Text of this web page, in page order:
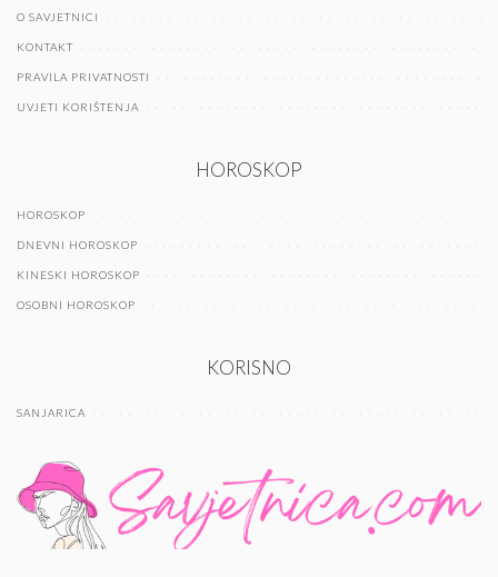
O SAVJETNICI
KONTAKT
PRAVILA PRIVATNOSTI
UVJETI KORIŠTENJA
HOROSKOP
HOROSKOP
DNEVNI HOROSKOP
KINESKI HOROSKOP
OSOBNI HOROSKOP
KORISNO
SANJARICA